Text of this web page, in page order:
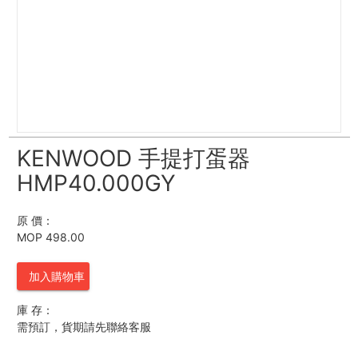
KENWOOD 手提打蛋器
HMP40.000GY
原 價：
MOP 498.00
加入購物車
庫 存：
需預訂，貨期請先聯絡客服